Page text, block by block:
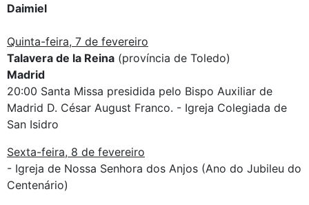
Daimiel
Quinta-feira, 7 de fevereiro
Talavera de la Reina (província de Toledo)
Madrid
20:00 Santa Missa presidida pelo Bispo Auxiliar de
Madrid D. César August Franco. - Igreja Colegiada de
San Isidro
Sexta-feira, 8 de fevereiro
- Igreja de Nossa Senhora dos Anjos (Ano do Jubileu do
Centenário)